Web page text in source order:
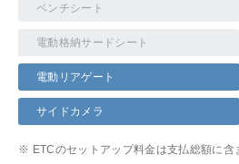
ベンチシート
電動格納サードシート
電動リアゲート
サイドカメラ
※ ETCのセットアップ料金は支払総額に含